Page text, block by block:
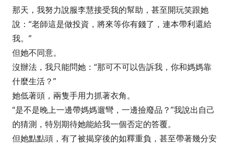
那天，我努力說服李慧接受我的幫助，甚至開玩笑跟她
說：“老師這是做投資，將來等你有錢了，連本帶利還給
我。”
但她不同意。
沒辦法，我只能問她：“那可不可以告訴我，你和媽媽靠
什麼生活？”
她低著頭，兩隻手用力抓著衣角。
“是不是晚上一邊帶媽媽遛彎，一邊撿廢品？”我說出自己
的猜測，特別期待她能給我一個否定的答覆。
但她點點頭，有了被揭穿後的如釋重負，甚至帶著幾分安